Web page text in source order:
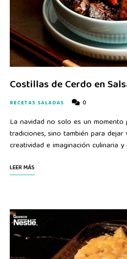
Costillas de Cerdo en
RECETAS SALADAS 0
La navidad no solo es un momento
tradiciones, sino también para
creatividad e imaginación culinaria
LEER MÁS